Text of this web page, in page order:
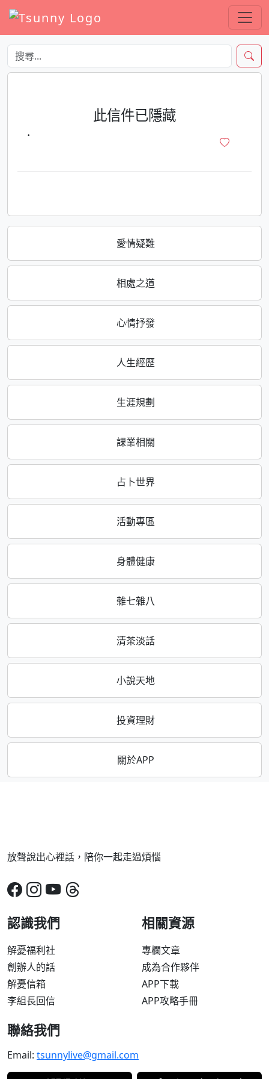
愛情疑難
相處之道
心情抒發
人生經歷
生涯規劃
課業相關
占卜世界
活動專區
身體健康
雜七雜八
清茶淡話
小說天地
投資理財
關於APP
此信件已隱藏
·
放聲說出心裡話，陪你一起走過煩惱
認識我們
解憂福利社
創辦人的話
解憂信箱
李組長回信
相關資源
專欄文章
成為合作夥伴
APP下載
APP攻略手冊
聯絡我們
Email: tsunnylive@gmail.com